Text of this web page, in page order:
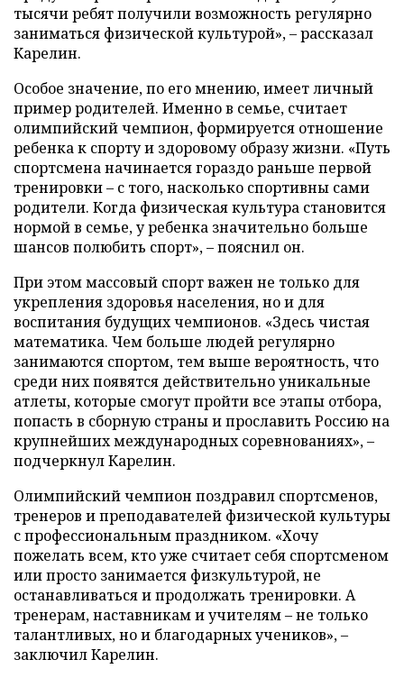
тысячи ребят получили возможность регулярно
заниматься физической культурой», – рассказал
Карелин.
Особое значение, по его мнению, имеет личный
пример родителей. Именно в семье, считает
олимпийский чемпион, формируется отношение
ребенка к спорту и здоровому образу жизни. «Путь
спортсмена начинается гораздо раньше первой
тренировки – с того, насколько спортивны сами
родители. Когда физическая культура становится
нормой в семье, у ребенка значительно больше
шансов полюбить спорт», – пояснил он.
При этом массовый спорт важен не только для
укрепления здоровья населения, но и для
воспитания будущих чемпионов. «Здесь чистая
математика. Чем больше людей регулярно
занимаются спортом, тем выше вероятность, что
среди них появятся действительно уникальные
атлеты, которые смогут пройти все этапы отбора,
попасть в сборную страны и прославить Россию на
крупнейших международных соревнованиях», –
подчеркнул Карелин.
Олимпийский чемпион поздравил спортсменов,
тренеров и преподавателей физической культуры
с профессиональным праздником. «Хочу
пожелать всем, кто уже считает себя спортсменом
или просто занимается физкультурой, не
останавливаться и продолжать тренировки. А
тренерам, наставникам и учителям – не только
талантливых, но и благодарных учеников», –
заключил Карелин.